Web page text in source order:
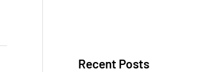
Recent Posts